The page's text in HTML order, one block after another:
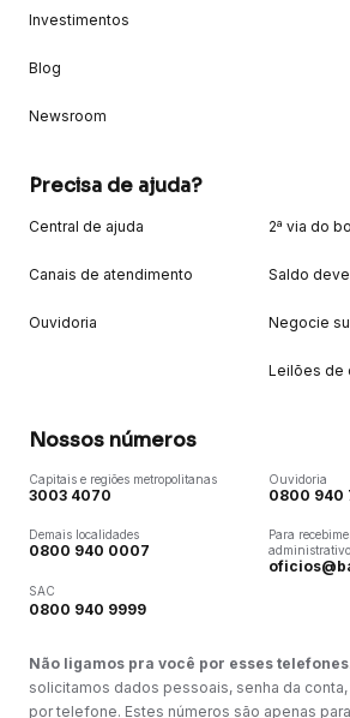
Investimentos
Blog
Newsroom
Precisa de ajuda?
Central de ajuda
Canais de atendimento
Ouvidoria
2ª via do
Saldo
Negocie
Leilões de
Nossos números
Capitais e regiões metropolitanas
3003 4070
Demais localidades
0800 940 0007
SAC
0800 940 9999
Ouvidoria
0800 940
Para
Não ligamos pra você por esses telefones
solicitamos dados pessoais, senha da
por telefone. Estes números são apenas